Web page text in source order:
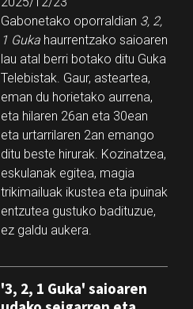
Gabonetako oporraldian 3, 2,
1 Gukahaurrentzako saioaren
lau atal berri botako ditu Guka
Telebistak. Gaur, asteartea,
eman du horietako aurrena,
eta hilaren 26an eta 30ean
eta urtarrilaren 2an emango
ditu beste hirurak. Kozinatzea,
eskulanak egitea, magia
trikimailuak ikustea eta ipuinak
entzutea gustuko badituzue,
ez galdu aukera.
'3, 2, 1 Guka' saioaren